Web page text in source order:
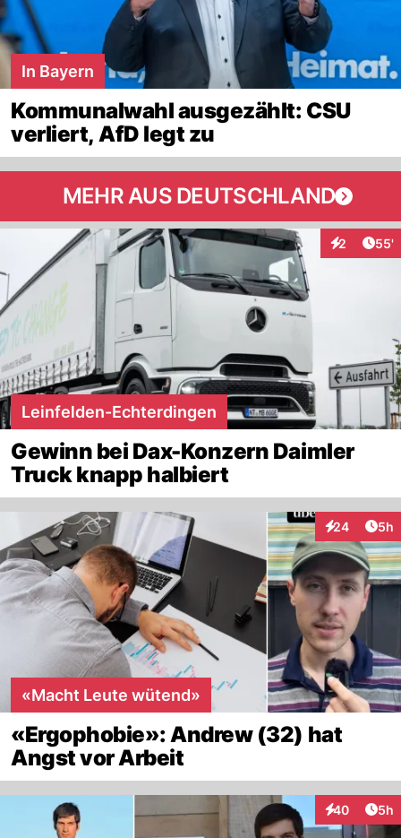
In Bayern
Kommunalwahl ausgezählt: CSU
verliert, AfD legt zu
MEHR AUS DEUTSCHLAND
2 55'
Leinfelden-Echterdingen
Gewinn bei Dax-Konzern Daimler
Truck knapp halbiert
24
Interaktionen
5h
«Macht Leute wütend»
«Ergophobie»: Andrew (32) hat
Angst vor Arbeit
40
Interaktionen
5h